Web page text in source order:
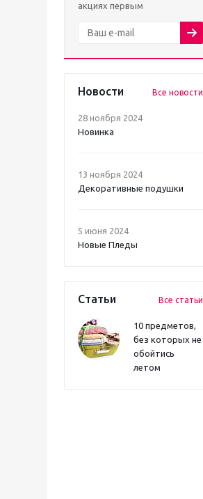
акциях первым
Новости Все новости
28 ноября 2024
Новинка
13 ноября 2024
Декоративные подушки
5 июня 2024
Новые Пледы
Статьи Все статьи
10 предметов,
без которых не
обойтись
летом